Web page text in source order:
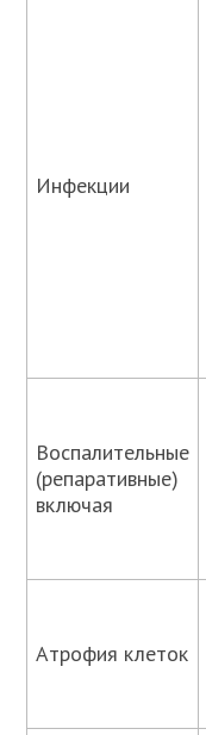
Инфекции
Воспалительные
(репаративные)
включая
Атрофия клеток